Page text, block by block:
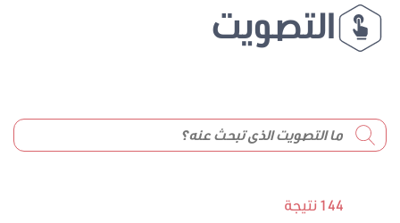
التصويت
144 نتيجة